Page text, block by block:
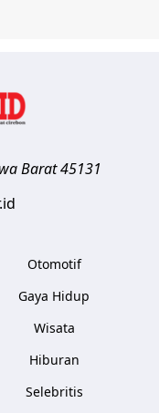
Barat 45131
Otomotif
Gaya Hidup
Wisata
Hiburan
Selebritis